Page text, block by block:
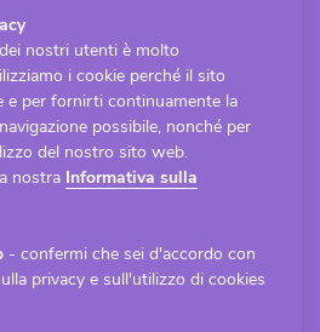
/ 13.30 - 18.00
snc - Tutti i diritti
privacy
nostri utenti è molto
i cookie perché il sito
e per fornirti continuamente la
possibile, nonché per
del nostro sito web.
nostra Informativa sulla
- confermi che sei d'accordo con
privacy e sull'utilizzo di cookies